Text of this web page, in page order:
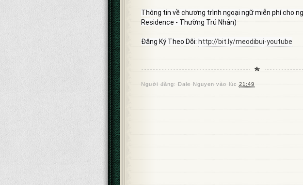
Thông tin về chương trình ngoại ngữ miễn phí cho
Residence - Thường Trú Nhân)
Đăng Ký Theo Dõi: http://bit.ly/meodibui-youtube
Người đăng: Dale Nguyen vào lúc 21:49